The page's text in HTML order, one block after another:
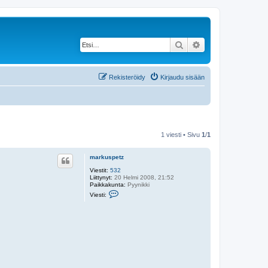
Etsi
Kirjaudu sisään
Rekisteröidy
1 viesti • Sivu 1/1
markuspetz
Viestit: 532
Liittynyt: 20 Helmi 2008, 21:52
Paikkakunta: Pyynikki
Viesti: